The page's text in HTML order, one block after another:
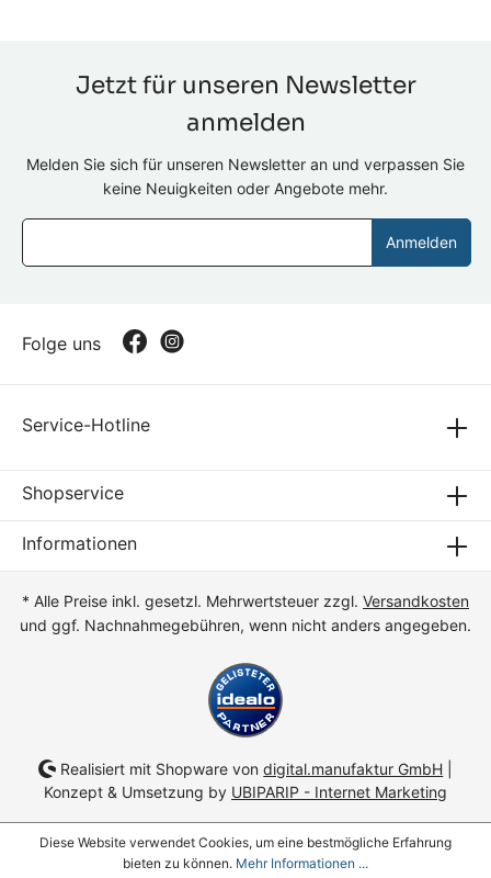
Jetzt für unseren Newsletter
anmelden
Melden Sie sich für unseren Newsletter an und verpassen Sie
keine Neuigkeiten oder Angebote mehr.
Anmelden
Service-Hotline
Folge uns
Shopservice
Informationen
* Alle Preise inkl. gesetzl. Mehrwertsteuer zzgl. Versandkosten
und ggf. Nachnahmegebühren, wenn nicht anders angegeben.
Realisiert mit Shopware vondigital.manufaktur GmbH
Konzept & Umsetzung by UBIPARIP - Internet Marketing
Diese Website verwendet Cookies, um eine bestmögliche Erfahrung
bieten zu können. Mehr Informationen ...